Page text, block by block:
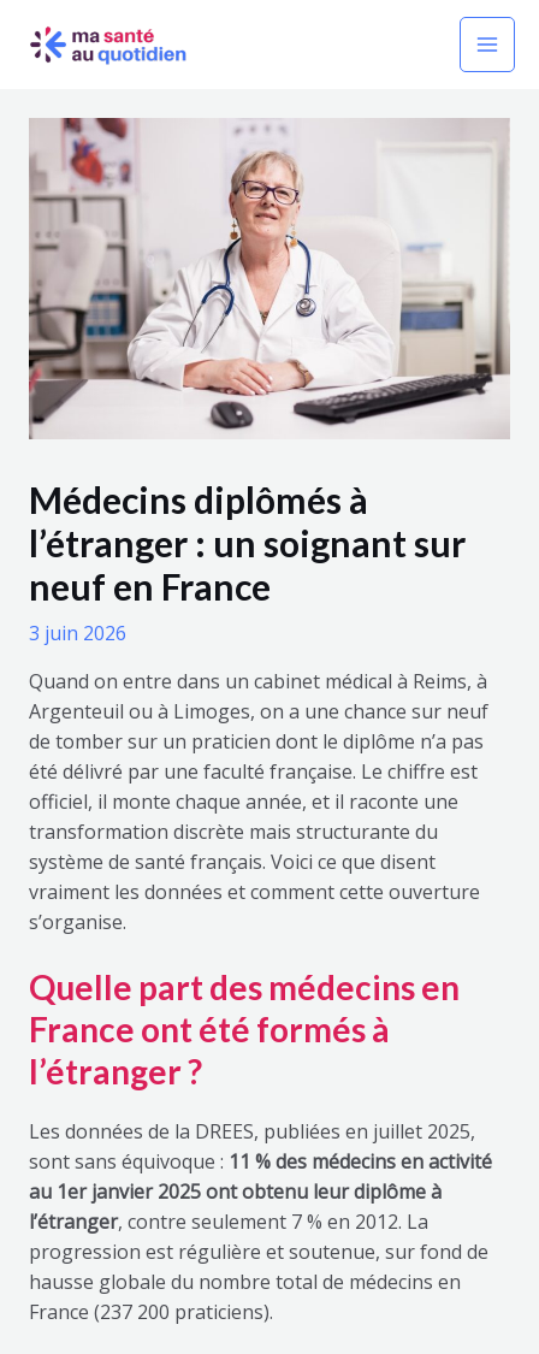
Main
Médecins diplômés à
l’étranger : un soignant sur
neuf en France
3 juin 2026
Quand on entre dans un cabinet médical à Reims, à
Argenteuil ou à Limoges, on a une chance sur neuf
de tomber sur un praticien dont le diplôme n’a pas
été délivré par une faculté française. Le chiffre est
officiel, il monte chaque année, et il raconte une
transformation discrète mais structurante du
système de santé français. Voici ce que disent
vraiment les données et comment cette ouverture
s’organise.
Quelle part des médecins en
France ont été formés à
l’étranger ?
Les données de la DREES, publiées en juillet 2025,
sont sans équivoque : 11 % des médecins en activité
au 1er janvier 2025 ont obtenu leur diplôme à
l’étranger, contre seulement 7 % en 2012. La
progression est régulière et soutenue, sur fond de
hausse globale du nombre total de médecins en
France (237 200 praticiens).
des